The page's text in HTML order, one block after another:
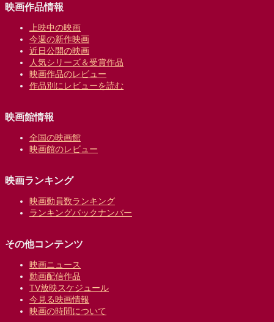
映画作品情報
上映中の映画
今週の新作映画
近日公開の映画
人気シリーズ＆受賞作品
映画作品のレビュー
作品別にレビューを読む
映画館情報
全国の映画館
映画館のレビュー
映画ランキング
映画動員数ランキング
ランキングバックナンバー
その他コンテンツ
映画ニュース
動画配信作品
TV放映スケジュール
今見る映画情報
映画の時間について